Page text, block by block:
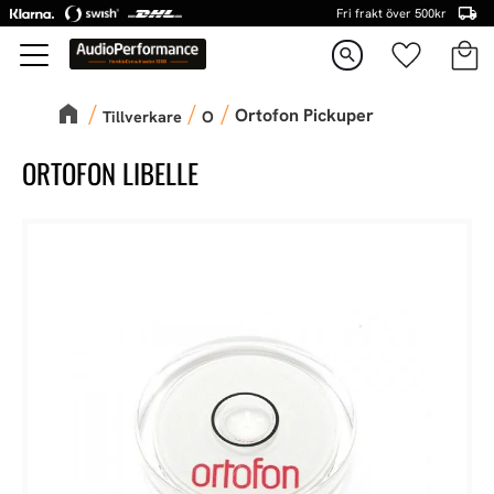
Meny
Fri frakt över 500kr
search Favoriter
Tillverkare O Ortofon Pickuper
ORTOFON LIBELLE